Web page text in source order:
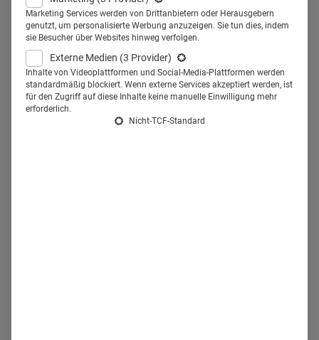
Deutschland zu schaffen. Wollen
sie neue Mitarbeiter gewinnen,
müssen sie sich etwas einfallen
lassen, um sich als guten
Arbeitgeber darzustellen.
Marketing Services werden von Drittanbietern oder Herausgebern
genutzt, um personalisierte Werbung anzuzeigen. Sie tun dies, indem
sie Besucher über Websites hinweg verfolgen.
Externe Medien (3 Provider)
Inhalte von Videoplattformen und Social-Media-Plattformen werden
standardmäßig blockiert. Wenn externe Services akzeptiert werden, ist
für den Zugriff auf diese Inhalte keine manuelle Einwilligung mehr
erforderlich.
Nicht-TCF-Standard